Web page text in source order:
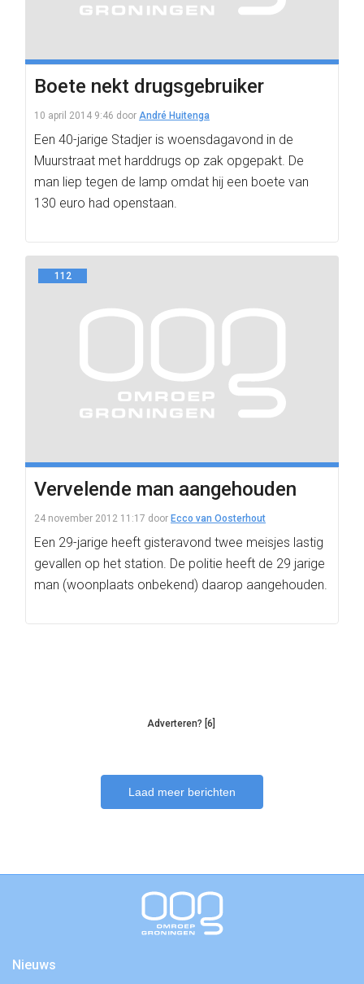
Boete nekt drugsgebruiker
10 april 2014 9:46 door André Huitenga
Een 40-jarige Stadjer is woensdagavond in de
Muurstraat met harddrugs op zak opgepakt. De
man liep tegen de lamp omdat hij een boete van
130 euro had openstaan.
112
Vervelende man aangehouden
24 november 2012 11:17 door Ecco van Oosterhout
Een 29-jarige heeft gisteravond twee meisjes lastig
gevallen op het station. De politie heeft de 29 jarige
man (woonplaats onbekend) daarop aangehouden.
Adverteren? [6]
Laad meer berichten
Nieuws